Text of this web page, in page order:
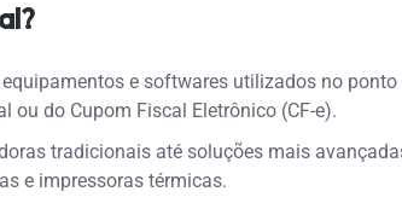
e softwares utilizados no
do Cupom Fiscal Eletrônico (CF-e).
tradicionais até soluções mais
e impressoras térmicas.